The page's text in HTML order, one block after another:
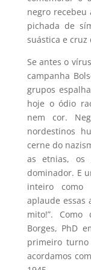
negro recebeu
pichada de
suástica e
Se antes o
campanha
grupos
hoje o ódio
nem cor.
nordestinos
cerne do
as etnias, os
dominador. E
inteiro como
aplaude essas
mito!”.
Borges, PhD
primeiro
acordamos